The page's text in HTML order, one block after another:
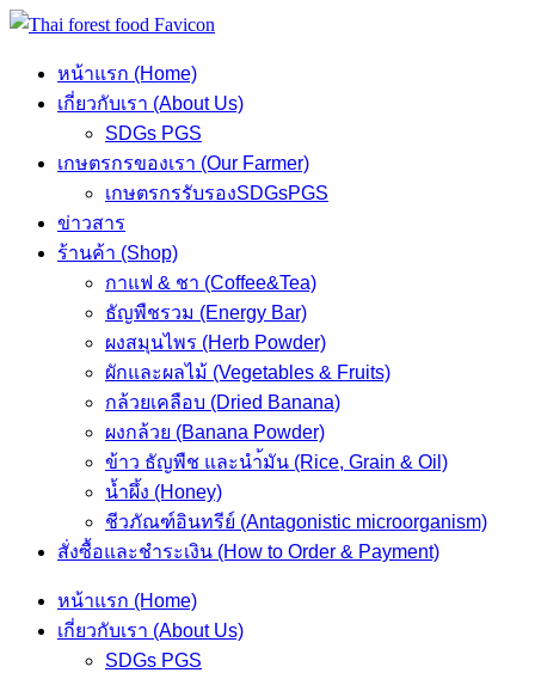
Skip
contentหน้าแรก (Home)
เกี่ยวกับเรา (About Us)
SDGs PGS
เกษตรกรของเรา (Our Farmer)
เกษตรกรรับรองSDGsPGS
ข่าวสาร
ร้านค้า (Shop)
กาแฟ & ชา (Coffee&Tea)
ธัญพืชรวม (Energy Bar)
ผงสมุนไพร (Herb Powder)
ผักและผลไม้ (Vegetables & Fruits)
กล้วยเคลือบ (Dried Banana)
ผงกล้วย (Banana Powder)
ข้าว ธัญพืช และนำ้มัน (Rice, Grain & Oil)
น้ำผึ้ง (Honey)
ชีวภัณฑ์อินทรีย์ (Antagonistic microorganism)
สั่งซื้อและชำระเงิน (How to Order & Payment)
หน้าแรก (Home)
เกี่ยวกับเรา (About Us)
SDGs PGS